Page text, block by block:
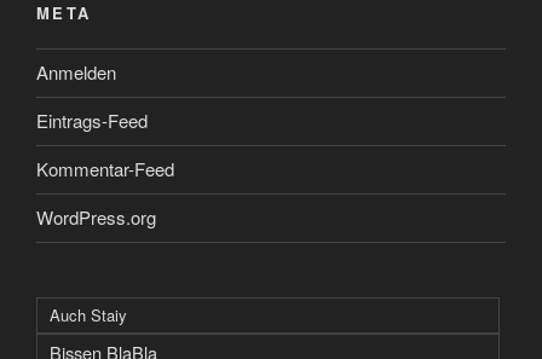
META
Anmelden
Eintrags-Feed
Kommentar-Feed
WordPress.org
Auch Staiy
Bissen BlaBla